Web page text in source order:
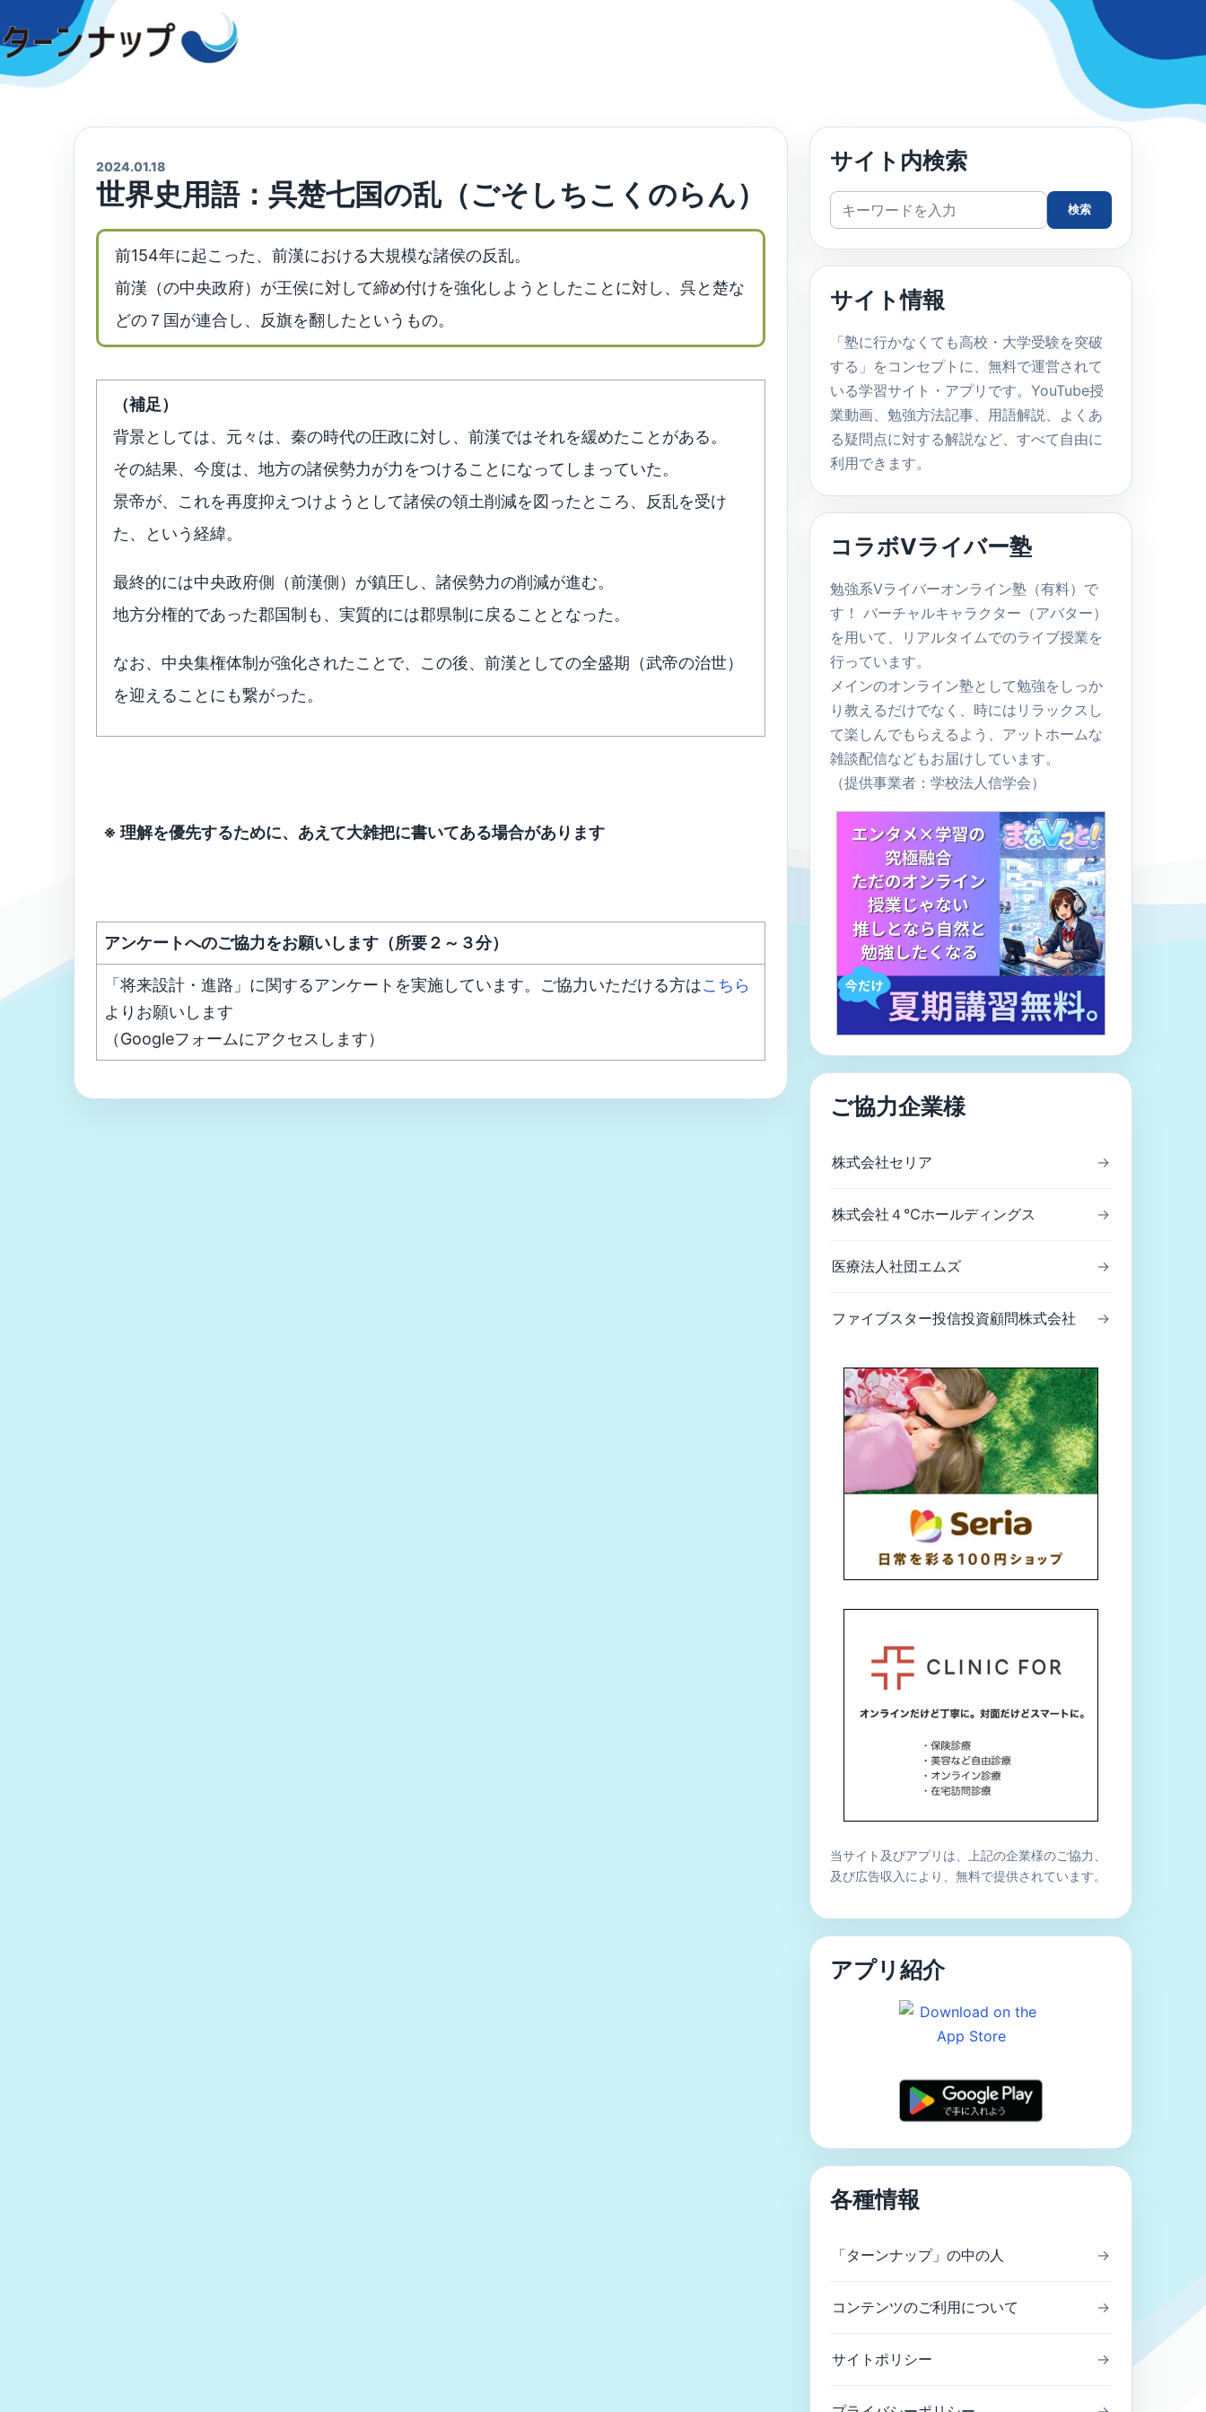
to
content
2024.01.18
世界史用語：呉楚七国の乱（ごそしちこくのらん）
前154年に起こった、前漢における大規模な諸侯の反乱。
前漢（の中央政府）が王侯に対して締め付けを強化しようとしたことに対し、呉と楚な
どの７国が連合し、反旗を翻したというもの。
（補足）
背景としては、元々は、秦の時代の圧政に対し、前漢ではそれを緩めたことがある。
その結果、今度は、地方の諸侯勢力が力をつけることになってしまっていた。
景帝が、これを再度抑えつけようとして諸侯の領土削減を図ったところ、反乱を受け
た、という経緯。
最終的には中央政府側（前漢側）が鎮圧し、諸侯勢力の削減が進む。
地方分権的であった郡国制も、実質的には郡県制に戻ることとなった。
なお、中央集権体制が強化されたことで、この後、前漢としての全盛期（武帝の治世）
を迎えることにも繋がった。
※ 理解を優先するために、あえて大雑把に書いてある場合があります
アンケートへのご協力をお願いします（所要２～３分）
「将来設計・進路」に関するアンケートを実施しています。ご協力いただける方はこちら
よりお願いします
（Googleフォームにアクセスします）
サイト内検索
サ
イ
ト
検
検索
サイト情報
「塾に行かなくても高校・大学受験を突破
する」をコンセプトに、無料で運営されて
いる学習サイト・アプリです。YouTube授
業動画、勉強方法記事、用語解説、よくあ
る疑問点に対する解説など、すべて自由に
利用できます。
コラボVライバー塾
勉強系Vライバーオンライン塾（有料）で
す！ バーチャルキャラクター（アバター）
を用いて、リアルタイムでのライブ授業を
行っています。
メインのオンライン塾として勉強をしっか
り教えるだけでなく、時にはリラックスし
て楽しんでもらえるよう、アットホームな
雑談配信などもお届けしています。
（提供事業者：学校法人信学会）
ご協力企業様
株式会社セリア →
株式会社４℃ホールディングス →
医療法人社団エムズ →
ファイブスター投信投資顧問株式会社 →
当サイト及びアプリは、上記の企業様のご協力、
及び広告収入により、無料で提供されています。
アプリ紹介
各種情報
「ターンナップ」の中の人 →
コンテンツのご利用について →
サイトポリシー →